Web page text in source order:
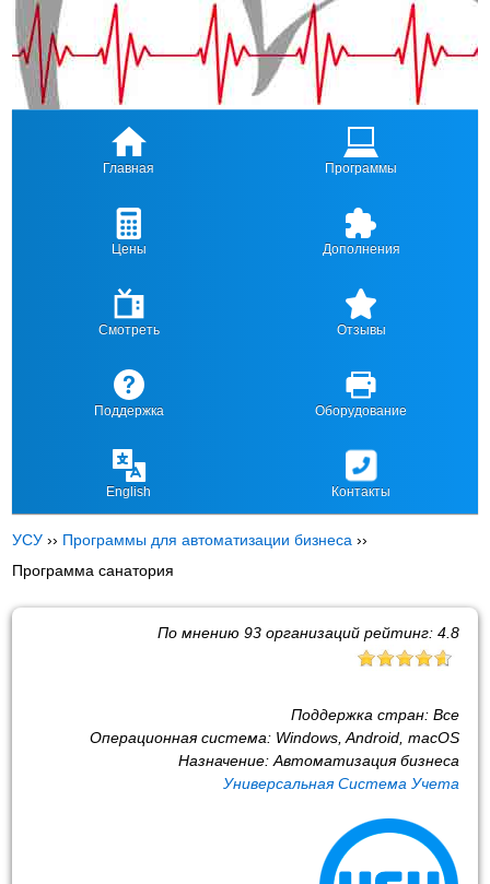
Главная Программы
Цены Дополнения
Смотреть Отзывы
Поддержка Оборудование
English Контакты
УСУ ›› Программы для автоматизации бизнеса ››
Программа санатория
По мнению 93организаций рейтинг: 4.8
Поддержка стран: Все
Операционная система: Windows, Android, macOS
Назначение: Автоматизация бизнеса
Универсальная Система Учета